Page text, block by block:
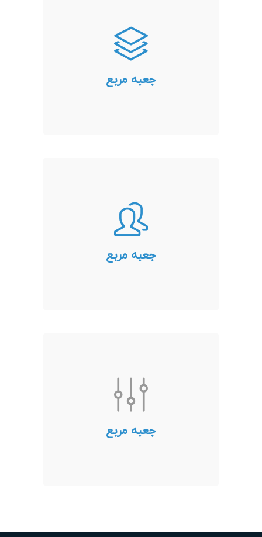
جعبه مربع
لورم ایپسوم متن ساختگی با تولید
سادگی نامفهوم از صنعت چاپ و با
استفاده از طراحان گرافیک است.
چاپگرها و متون بلکه روزنامه و مجله
جعبه مربع
لورم ایپسوم متن ساختگی با تولید
سادگی نامفهوم از صنعت چاپ و با
استفاده از طراحان گرافیک است.
چاپگرها و متون بلکه روزنامه و مجله
جعبه مربع
لورم ایپسوم متن ساختگی با تولید
سادگی نامفهوم از صنعت چاپ و با
استفاده از طراحان گرافیک است.
چاپگرها و متون بلکه روزنامه و مجله